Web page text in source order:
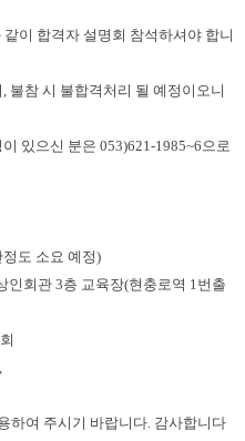
같이 합격자 설명회 참석하셔야 합니
, 불참 시 불합격처리 될 예정이오니
있으신 분은 053)621-1985~6으로
도 소요 예정)
인회관 3층 교육장(현충로역 1번출
하여 주시기 바랍니다. 감사합니다